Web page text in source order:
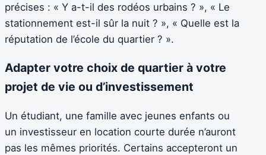
précises : « Y a-t-il des rodéos urbains ? », « Le
stationnement est-il sûr la nuit ? », « Quelle est la
réputation de l’école du quartier ? ».
Adapter votre choix de quartier à votre
projet de vie ou d’investissement
Un étudiant, une famille avec jeunes enfants ou
un investisseur en location courte durée n’auront
pas les mêmes priorités. Certains accepteront un